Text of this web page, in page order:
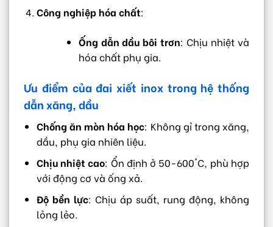
Công nghiệp hóa chất:
Ống dẫn dầu bôi trơn: Chịu nhiệt và
hóa chất phụ gia.
Ưu điểm của đai xiết inox trong hệ thống
dẫn xăng, dầu
Chống ăn mòn hóa học: Không gỉ trong xăng,
dầu, phụ gia nhiên liệu.
Chịu nhiệt cao: Ổn định ở 50-600°C, phù hợp
với động cơ và ống xả.
Độ bền lực: Chịu áp suất, rung động, không
lỏng lẻo.